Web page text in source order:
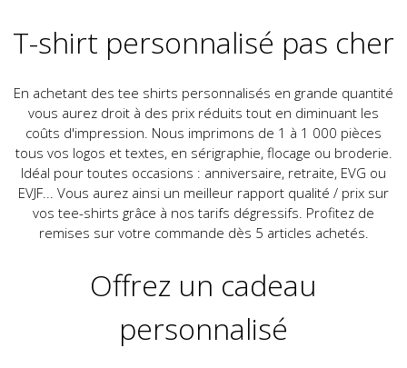
T-shirt personnalisé pas cher
En achetant des tee shirts personnalisés en grande quantité
vous aurez droit à des prix réduits tout en diminuant les
coûts d'impression. Nous imprimons de 1 à 1 000 pièces
tous vos logos et textes, en sérigraphie, flocage ou broderie.
Idéal pour toutes occasions : anniversaire, retraite, EVG ou
EVJF... Vous aurez ainsi un meilleur rapport qualité / prix sur
vos tee-shirts grâce à nos tarifs dégressifs. Profitez de
remises sur votre commande dès 5 articles achetés.
Offrez un cadeau
personnalisé